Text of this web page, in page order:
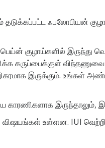
தடுக்கப்பட்ட ஃபலோபியன்
குழாய்களில் இருந்து
கருப்பைக்குள் விந்தணுவை
இருக்கும். உங்கள்
காரணிகளாக
விஷயங்கள் உள்ளன. IUI